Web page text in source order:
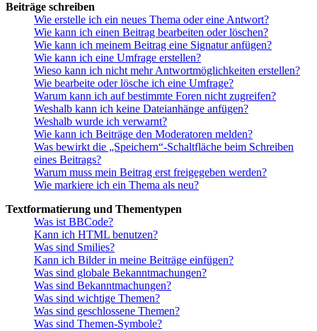
Beiträge schreiben
Wie erstelle ich ein neues Thema oder eine Antwort?
Wie kann ich einen Beitrag bearbeiten oder löschen?
Wie kann ich meinem Beitrag eine Signatur anfügen?
Wie kann ich eine Umfrage erstellen?
Wieso kann ich nicht mehr Antwortmöglichkeiten erstellen?
Wie bearbeite oder lösche ich eine Umfrage?
Warum kann ich auf bestimmte Foren nicht zugreifen?
Weshalb kann ich keine Dateianhänge anfügen?
Weshalb wurde ich verwarnt?
Wie kann ich Beiträge den Moderatoren melden?
Was bewirkt die „Speichern“-Schaltfläche beim Schreiben
eines Beitrags?
Warum muss mein Beitrag erst freigegeben werden?
Wie markiere ich ein Thema als neu?
Textformatierung und Thementypen
Was ist BBCode?
Kann ich HTML benutzen?
Was sind Smilies?
Kann ich Bilder in meine Beiträge einfügen?
Was sind globale Bekanntmachungen?
Was sind Bekanntmachungen?
Was sind wichtige Themen?
Was sind geschlossene Themen?
Was sind Themen-Symbole?